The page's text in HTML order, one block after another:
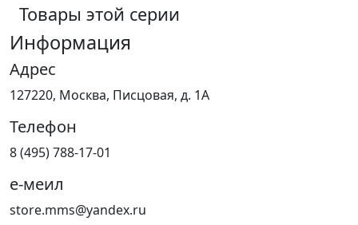
Товары этой серии
Информация
Адрес
127220, Москва, Писцовая, д. 1А
Телефон
8 (495) 788-17-01
е-меил
store.mms@yandex.ru